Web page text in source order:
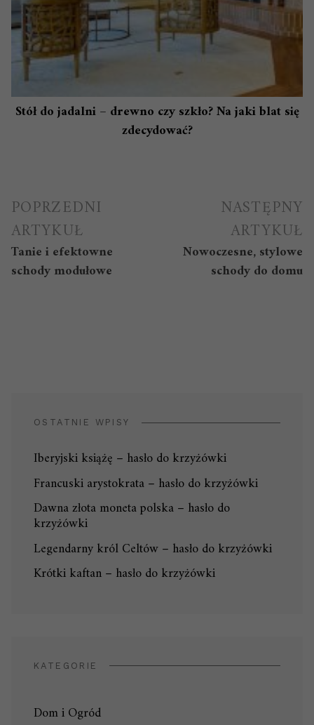
Stół do jadalni – drewno czy szkło? Na jaki blat się
zdecydować?
Nawigacja
wpisu
POPRZEDNI
ARTYKUŁ
Tanie i efektowne
schody modułowe
NASTĘPNY
ARTYKUŁ
Nowoczesne, stylowe
schody do domu
OSTATNIE WPISY
Iberyjski książę – hasło do krzyżówki
Francuski arystokrata – hasło do krzyżówki
Dawna złota moneta polska – hasło do
krzyżówki
Legendarny król Celtów – hasło do krzyżówki
Krótki kaftan – hasło do krzyżówki
KATEGORIE
Dom i Ogród